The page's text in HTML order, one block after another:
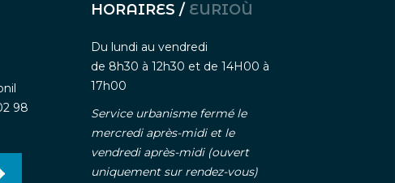
98
HORAIRES / EURIOÙ
Du lundi au vendredi
de 8h30 à 12h30 et de 14H00 à
17h00
Service urbanisme fermé le
mercredi après-midi et le
vendredi après-midi (ouvert
uniquement sur rendez-vous)